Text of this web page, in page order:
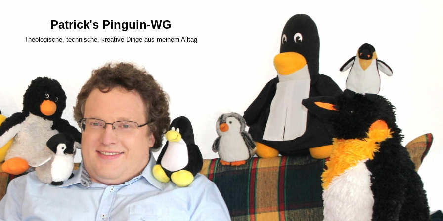
Patrick's Pinguin-WG
Theologische, technische, kreative Dinge aus meinem Alltag